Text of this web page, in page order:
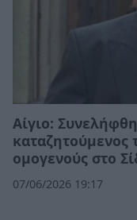
Αίγιο:
καταζητούμενος
ομογενούς στο
07/06/2026 19:17